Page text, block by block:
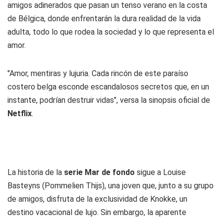
amigos adinerados que pasan un tenso verano en la costa
de Bélgica, donde enfrentarán la dura realidad de la vida
adulta, todo lo que rodea la sociedad y lo que representa el
amor.
"Amor, mentiras y lujuria. Cada rincón de este paraíso
costero belga esconde escandalosos secretos que, en un
instante, podrían destruir vidas", versa la sinopsis oficial de
Netflix.
La historia de la serie Mar de fondo sigue a Louise
Basteyns (Pommelien Thijs), una joven que, junto a su grupo
de amigos, disfruta de la exclusividad de Knokke, un
destino vacacional de lujo. Sin embargo, la aparente